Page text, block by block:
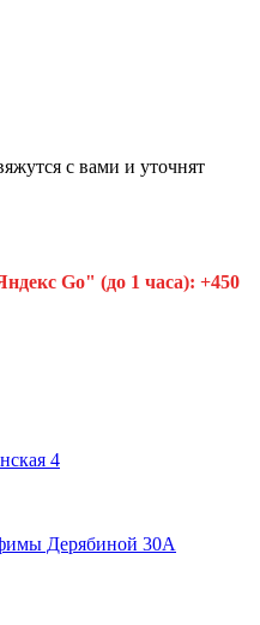
с вами и уточнят
Go" (до 1 часа): +450
4
Дерябиной 30А